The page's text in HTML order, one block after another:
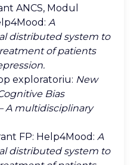
ANCS, Modul
A
distributed system to
of patients
exploratoriu: New
Bias
A multidisciplinary
FP: Help4Mood: A
distributed system to